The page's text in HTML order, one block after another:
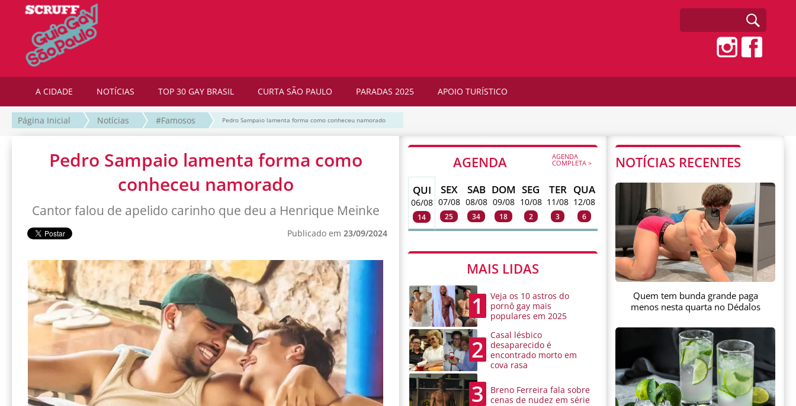
A CIDADE NOTÍCIAS TOP 30 GAY BRASIL CURTA SÃO PAULO PARADAS 2025 APOIO TURÍSTICO
Página Inicial Notícias #Famosos Pedro Sampaio lamenta forma como conheceu namorado
Pedro Sampaio lamenta forma como
conheceu namorado
Cantor falou de apelido carinho que deu a Henrique Meinke
Publicado em 23/09/2024
AGENDA AGENDA
COMPLETA >
QUI
06/08
14
SEX
07/08
25
SAB
08/08
34
DOM
09/08
18
SEG
10/08
2
TER
11/08
3
QUA
12/08
6
MAIS LIDAS
1
Veja os 10 astros do
pornô gay mais
populares em 2025
2
Casal lésbico
desaparecido é
encontrado morto em
cova rasa
3
Breno Ferreira fala sobre
cenas de nudez em série
NOTÍCIAS RECENTES
Quem tem bunda grande paga
menos nesta quarta no Dédalos